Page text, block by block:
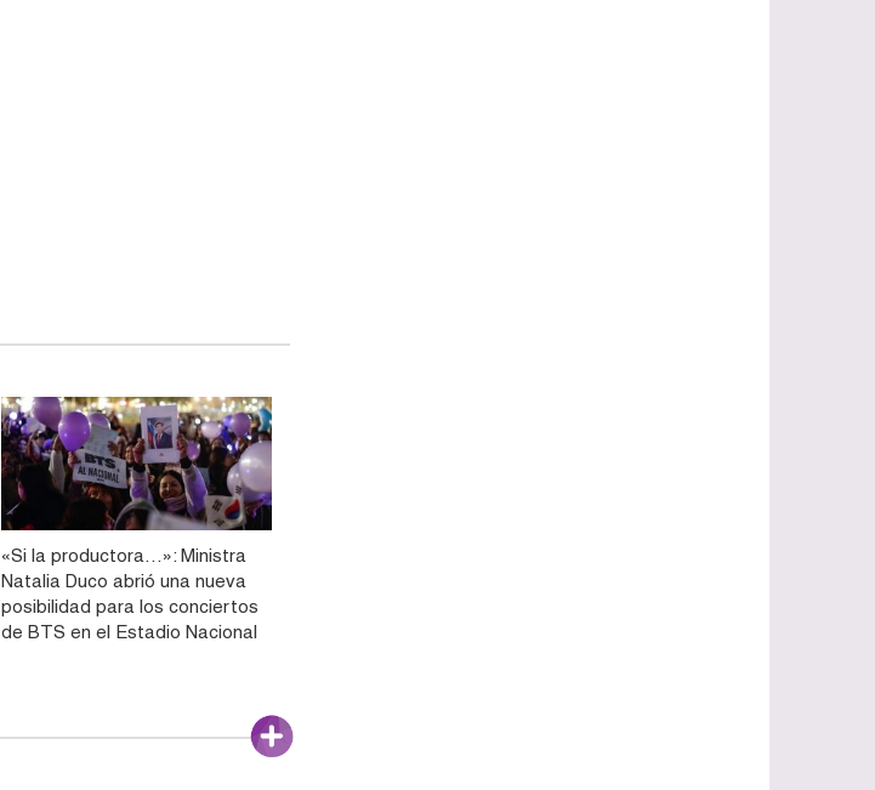
«Si la productora…»: Ministra
Natalia Duco abrió una nueva
posibilidad para los conciertos
de BTS en el Estadio Nacional